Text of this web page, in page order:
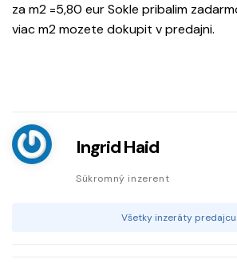
za m2 =5,80 eur Sokle pribalim
viac m2 mozete dokupit v predajni.
Ingrid Haid
Súkromný inzerent
Všetky inzeráty predajcu